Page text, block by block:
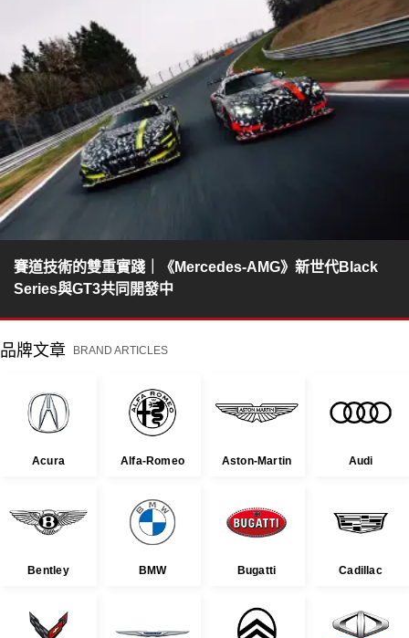
賽道技術的雙重實踐｜《Mercedes-AMG》新世代Black
Series與GT3共同開發中
品牌文章 BRAND ARTICLES
Acura Alfa-Romeo Aston-Martin Audi
Bentley BMW Bugatti Cadillac